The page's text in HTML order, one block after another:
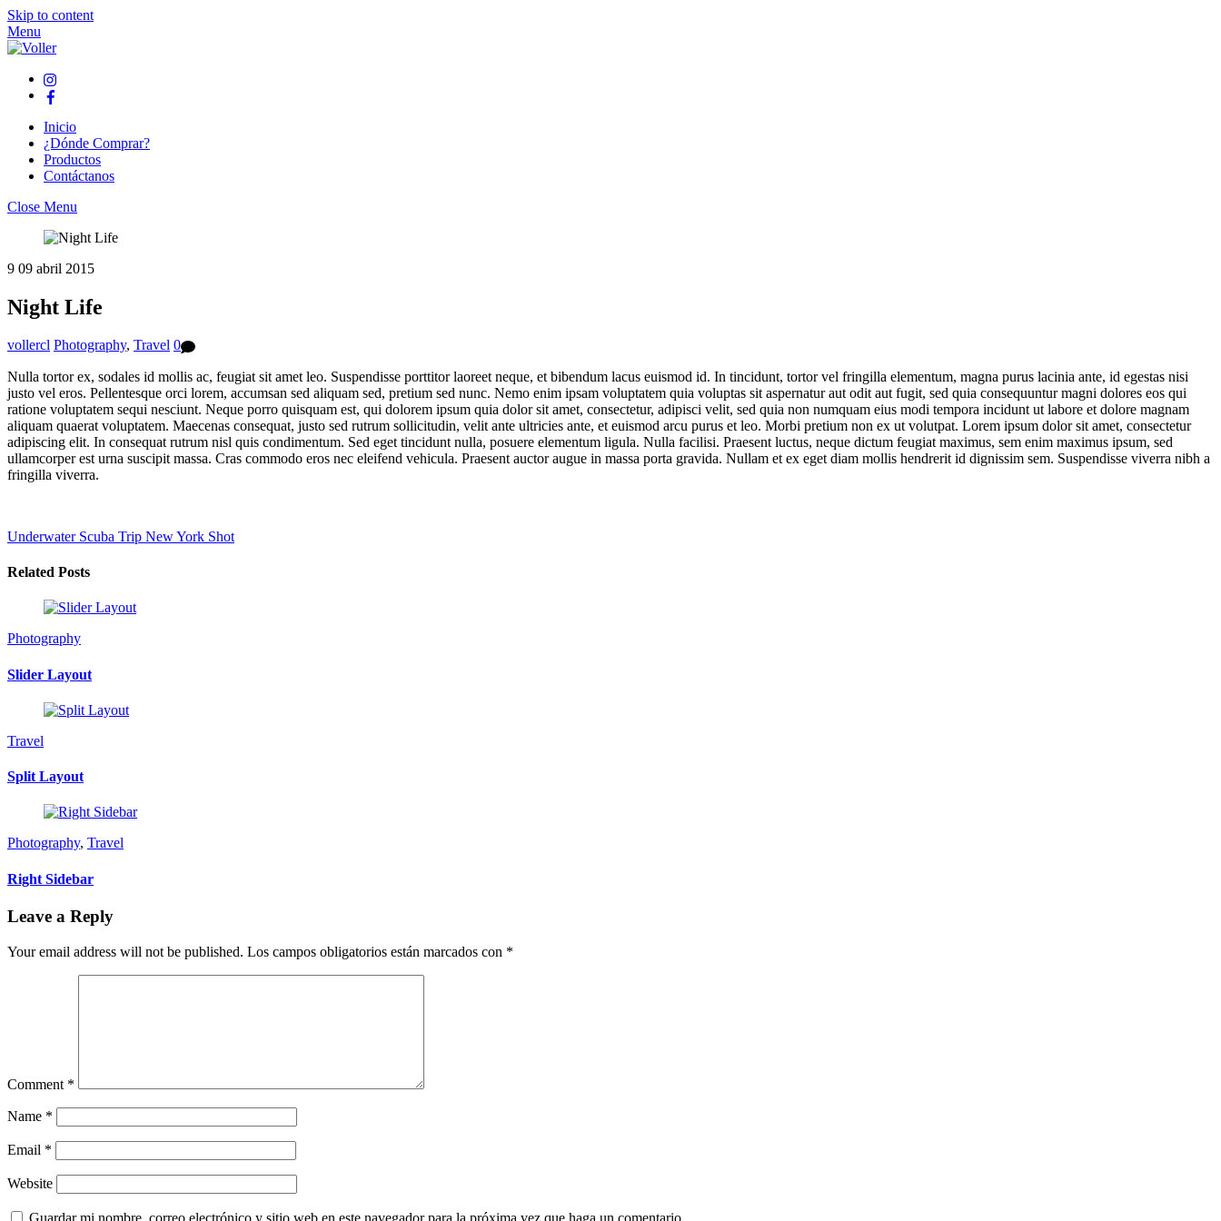
Skip to content
Menu
Inicio
¿Dónde Comprar?
Productos
Contáctanos
Close Menu
9 09 abril 2015
Night Life
vollercl Photography, Travel 0
Nulla tortor ex, sodales id mollis ac, feugiat sit amet leo. Suspendisse porttitor laoreet neque, et bibendum lacus euismod id. In tincidunt, tortor vel fringilla elementum, magna purus lacinia ante, id egestas nisi
justo vel eros. Pellentesque orci lorem, accumsan sed aliquam sed, pretium sed nunc. Nemo enim ipsam voluptatem quia voluptas sit aspernatur aut odit aut fugit, sed quia consequuntur magni dolores eos qui
ratione voluptatem sequi nesciunt. Neque porro quisquam est, qui dolorem ipsum quia dolor sit amet, consectetur, adipisci velit, sed quia non numquam eius modi tempora incidunt ut labore et dolore magnam
aliquam quaerat voluptatem. Maecenas consequat, justo sed rutrum sollicitudin, velit ante ultricies ante, et euismod arcu purus et leo. Morbi pretium non ex ut volutpat. Lorem ipsum dolor sit amet, consectetur
adipiscing elit. In consequat rutrum nisl quis condimentum. Sed eget tincidunt nulla, posuere elementum ligula. Nulla facilisi. Praesent luctus, neque dictum feugiat maximus, sem enim maximus ipsum, sed
ullamcorper est urna suscipit massa. Cras commodo eros nec eleifend vehicula. Praesent auctor augue in massa porta gravida. Nullam et ex eget diam mollis hendrerit id dignissim sem. Suspendisse viverra nibh a
fringilla viverra.
Underwater Scuba Trip New York Shot
Related Posts
Photography
Slider Layout
Travel
Split Layout
Photography, Travel
Right Sidebar
Leave a Reply
Your email address will not be published. Los campos obligatorios están marcados con *
Comment *
Name *
Email *
Website
Guardar mi nombre, correo electrónico y sitio web en este navegador para la próxima vez que haga un comentario.